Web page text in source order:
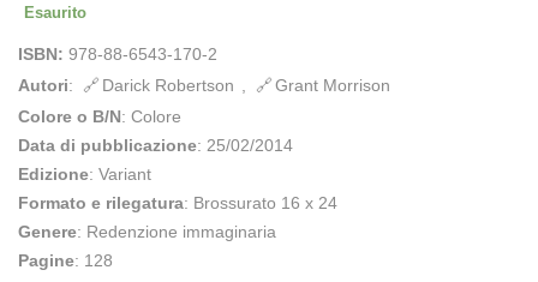
Esaurito
ISBN: 978-88-6543-170-2
Autori: Darick Robertson ,
Grant Morrison
Colore o B/N: Colore
Data di pubblicazione: 25/02/2014
Edizione: Variant
Formato e rilegatura: Brossurato 16 x 24
Genere: Redenzione immaginaria
Pagine: 128